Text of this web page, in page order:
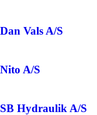
Dan Vals A/S
Nito A/S
SB Hydraulik A/S